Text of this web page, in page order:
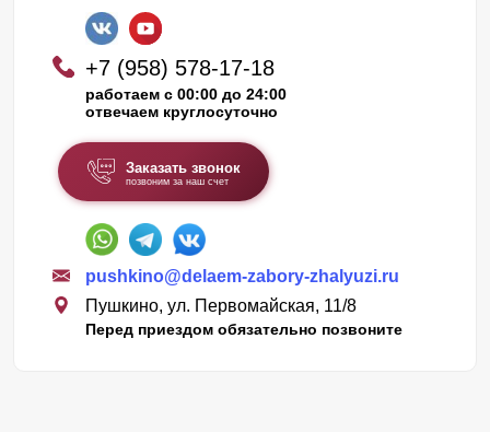
+7 (958) 578-17-18
работаем с 00:00 до 24:00
отвечаем круглосуточно
Заказать звонок
позвоним за наш счет
pushkino@delaem-zabory-zhalyuzi.ru
Пушкино, ул. Первомайская, 11/8
Перед приездом обязательно позвоните